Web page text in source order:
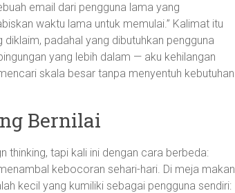
email dari pengguna lama yang
waktu lama untuk memulai.” Kalimat itu
padahal yang dibutuhkan pengguna
yang lebih dalam — aku kehilangan
skala besar tanpa menyentuh kebutuhan
Bernilai
thinking, tapi kali ini dengan cara berbeda:
kebocoran sehari-hari. Di meja makan
kecil yang kumiliki sebagai pengguna sendiri: